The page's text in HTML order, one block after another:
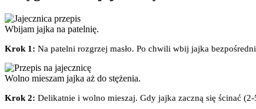
Wbijam jajka na patelnię.
Krok 1: Na patelni rozgrzej masło. Po chwili wbij jajka
Wolno mieszam jajka aż do stężenia.
Krok 2: Delikatnie i wolno mieszaj. Gdy jajka zaczną się ścinać